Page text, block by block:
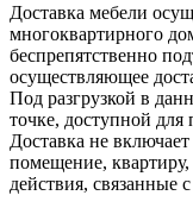
Доставка мебели
многоквартирного
беспрепятственно
осуществляющее
Под разгрузкой в
точке, доступной для
Доставка не
помещение,
действия, связанные